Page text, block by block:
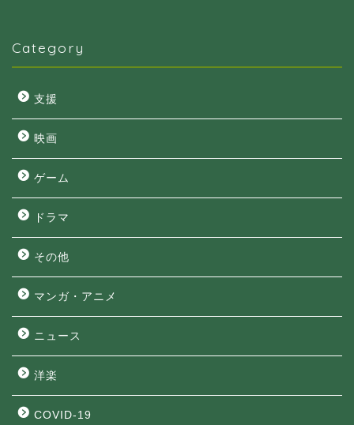
Category
支援
映画
ゲーム
ドラマ
その他
マンガ・アニメ
ニュース
洋楽
COVID-19